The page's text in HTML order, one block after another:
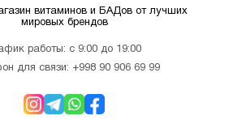
витаминов и БАДов от лучших
мировых брендов
работы: с 9:00 до 19:00
для связи: +998 90 906 69 99